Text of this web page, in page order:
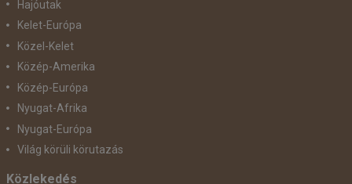
Hajóutak
Kelet-Európa
Közel-Kelet
Közép-Amerika
Közép-Európa
Nyugat-Afrika
Nyugat-Európa
Világ körüli körutazás
Közlekedés